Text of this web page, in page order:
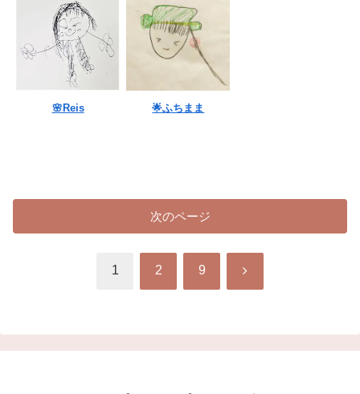
🌸Reis 🌟ふちまま
次のページ
1 2 9 次